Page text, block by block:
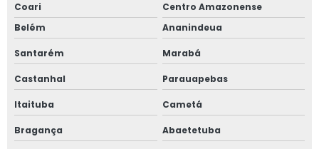
Coari
Centro Amazonense
Belém
Ananindeua
Santarém Marabá
Castanhal Parauapebas
Itaituba Cametá
Bragança Abaetetuba